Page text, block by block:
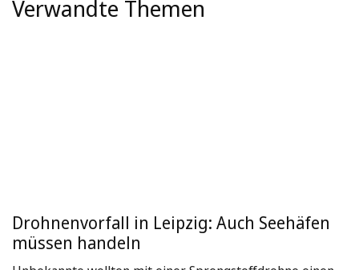
Verwandte Themen
Drohnenvorfall in Leipzig: Auch Seehäfen
müssen handeln